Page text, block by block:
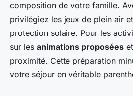
composition de votre famille.
privilégiez les jeux de plein air
protection solaire. Pour les
sur les animations proposées
proximité. Cette préparation
votre séjour en véritable